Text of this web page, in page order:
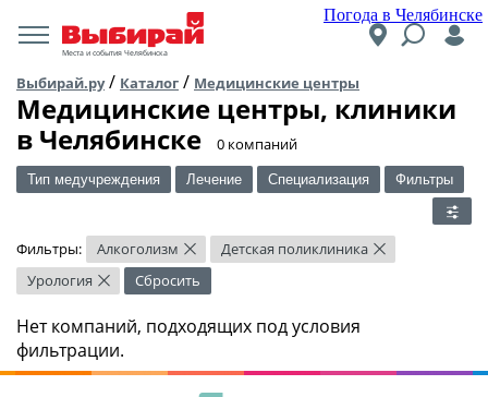
Погода в Челябинске
Места и события Челябинска
Выбирай.ру/ Каталог / Медицинские центры
Медицинские центры, клиники
в Челябинске
​0 компаний
Тип медучреждения Лечение Специализация Фильтры
Фильтры: Алкоголизм × Детская поликлиника ×
Урология × Сбросить
Нет компаний, подходящих под условия
фильтрации.